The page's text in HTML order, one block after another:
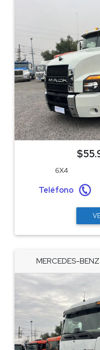
6X4
Teléfono
MERCEDES-